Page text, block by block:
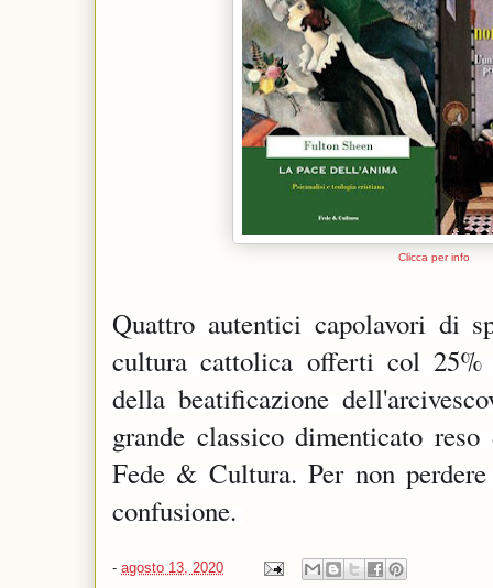
Clicca per info
Quattro autentici capolavori di
cultura cattolica offerti col
della beatificazione
grande classico dimenticato
Fede & Cultura. Per non
confusione.
- agosto 13, 2020